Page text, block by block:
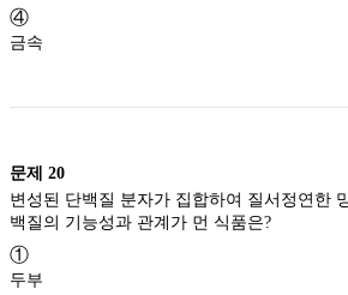
④
금속
문제 20
변성된 단백질 분자가 집합하여 질서정연한
백질의 기능성과 관계가 먼 식품은?
①
두부